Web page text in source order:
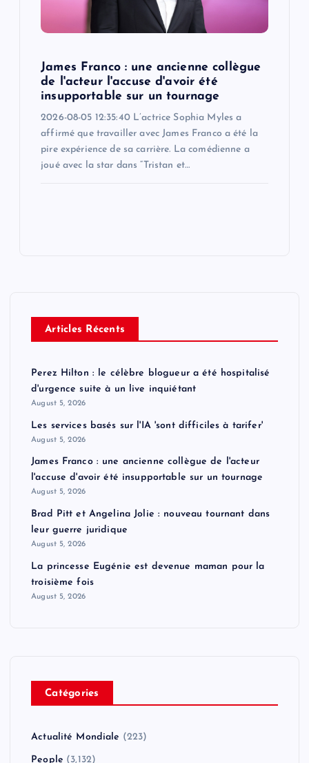
James Franco : une ancienne collègue
de l'acteur l'accuse d'avoir été
insupportable sur un tournage
2026-08-05 12:35:40 L’actrice Sophia Myles a
affirmé que travailler avec James Franco a été la
pire expérience de sa carrière. La comédienne a
joué avec la star dans “Tristan et…
Articles Récents
Perez Hilton : le célèbre blogueur a été hospitalisé
d'urgence suite à un live inquiétant
August 5, 2026
Les services basés sur l'IA 'sont difficiles à tarifer'
August 5, 2026
James Franco : une ancienne collègue de l'acteur
l'accuse d'avoir été insupportable sur un tournage
August 5, 2026
Brad Pitt et Angelina Jolie : nouveau tournant dans
leur guerre juridique
August 5, 2026
La princesse Eugénie est devenue maman pour la
troisième fois
August 5, 2026
Catégories
Actualité Mondiale (223)
People (3,132)